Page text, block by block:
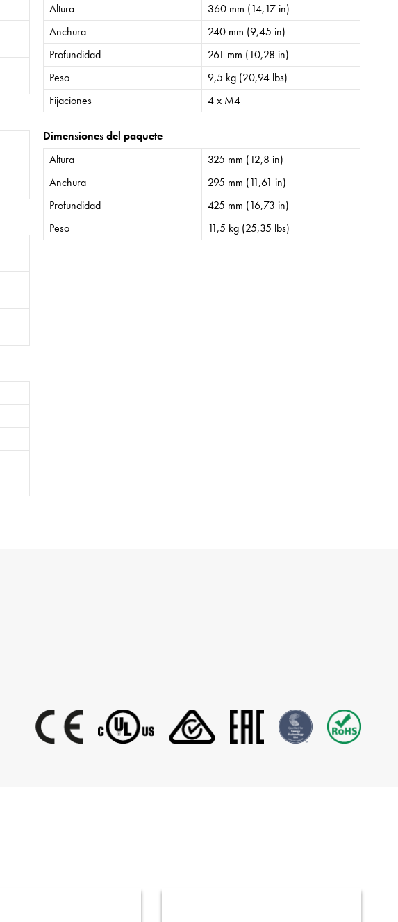
Altura
360 mm (14,17 in)
Anchura
240 mm (9,45 in)
Profundidad
261 mm (10,28 in)
Peso
9,5 kg (20,94 lbs)
Fijaciones
4 x M4
Dimensiones del paquete
Altura
325 mm (12,8 in)
Anchura
295 mm (11,61 in)
Profundidad
425 mm (16,73 in)
Peso
11,5 kg (25,35 lbs)